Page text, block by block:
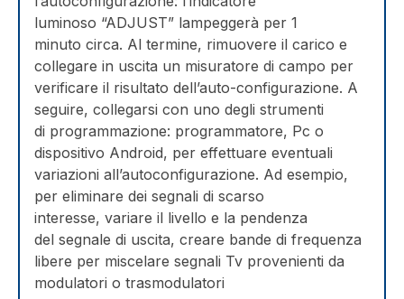
luminoso “ADJUST” lampeggerà per 1
minuto circa. Al termine, rimuovere il carico e
collegare in uscita un misuratore di campo per
verificare il risultato dell’auto-configurazione. A
seguire, collegarsi con uno degli strumenti
di programmazione: programmatore, Pc o
dispositivo Android, per effettuare eventuali
variazioni all’autoconfigurazione. Ad esempio,
per eliminare dei segnali di scarso
interesse, variare il livello e la pendenza
del segnale di uscita, creare bande di frequenza
libere per miscelare segnali Tv provenienti da
modulatori o trasmodulatori